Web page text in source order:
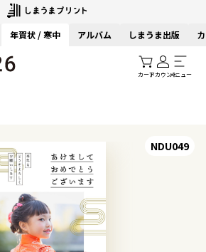
年賀状 / 寒中 アルバム しまうま出版
カートアカウントメニュー
NDU049